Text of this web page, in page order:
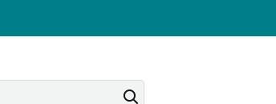
SLAINE - SINGLES